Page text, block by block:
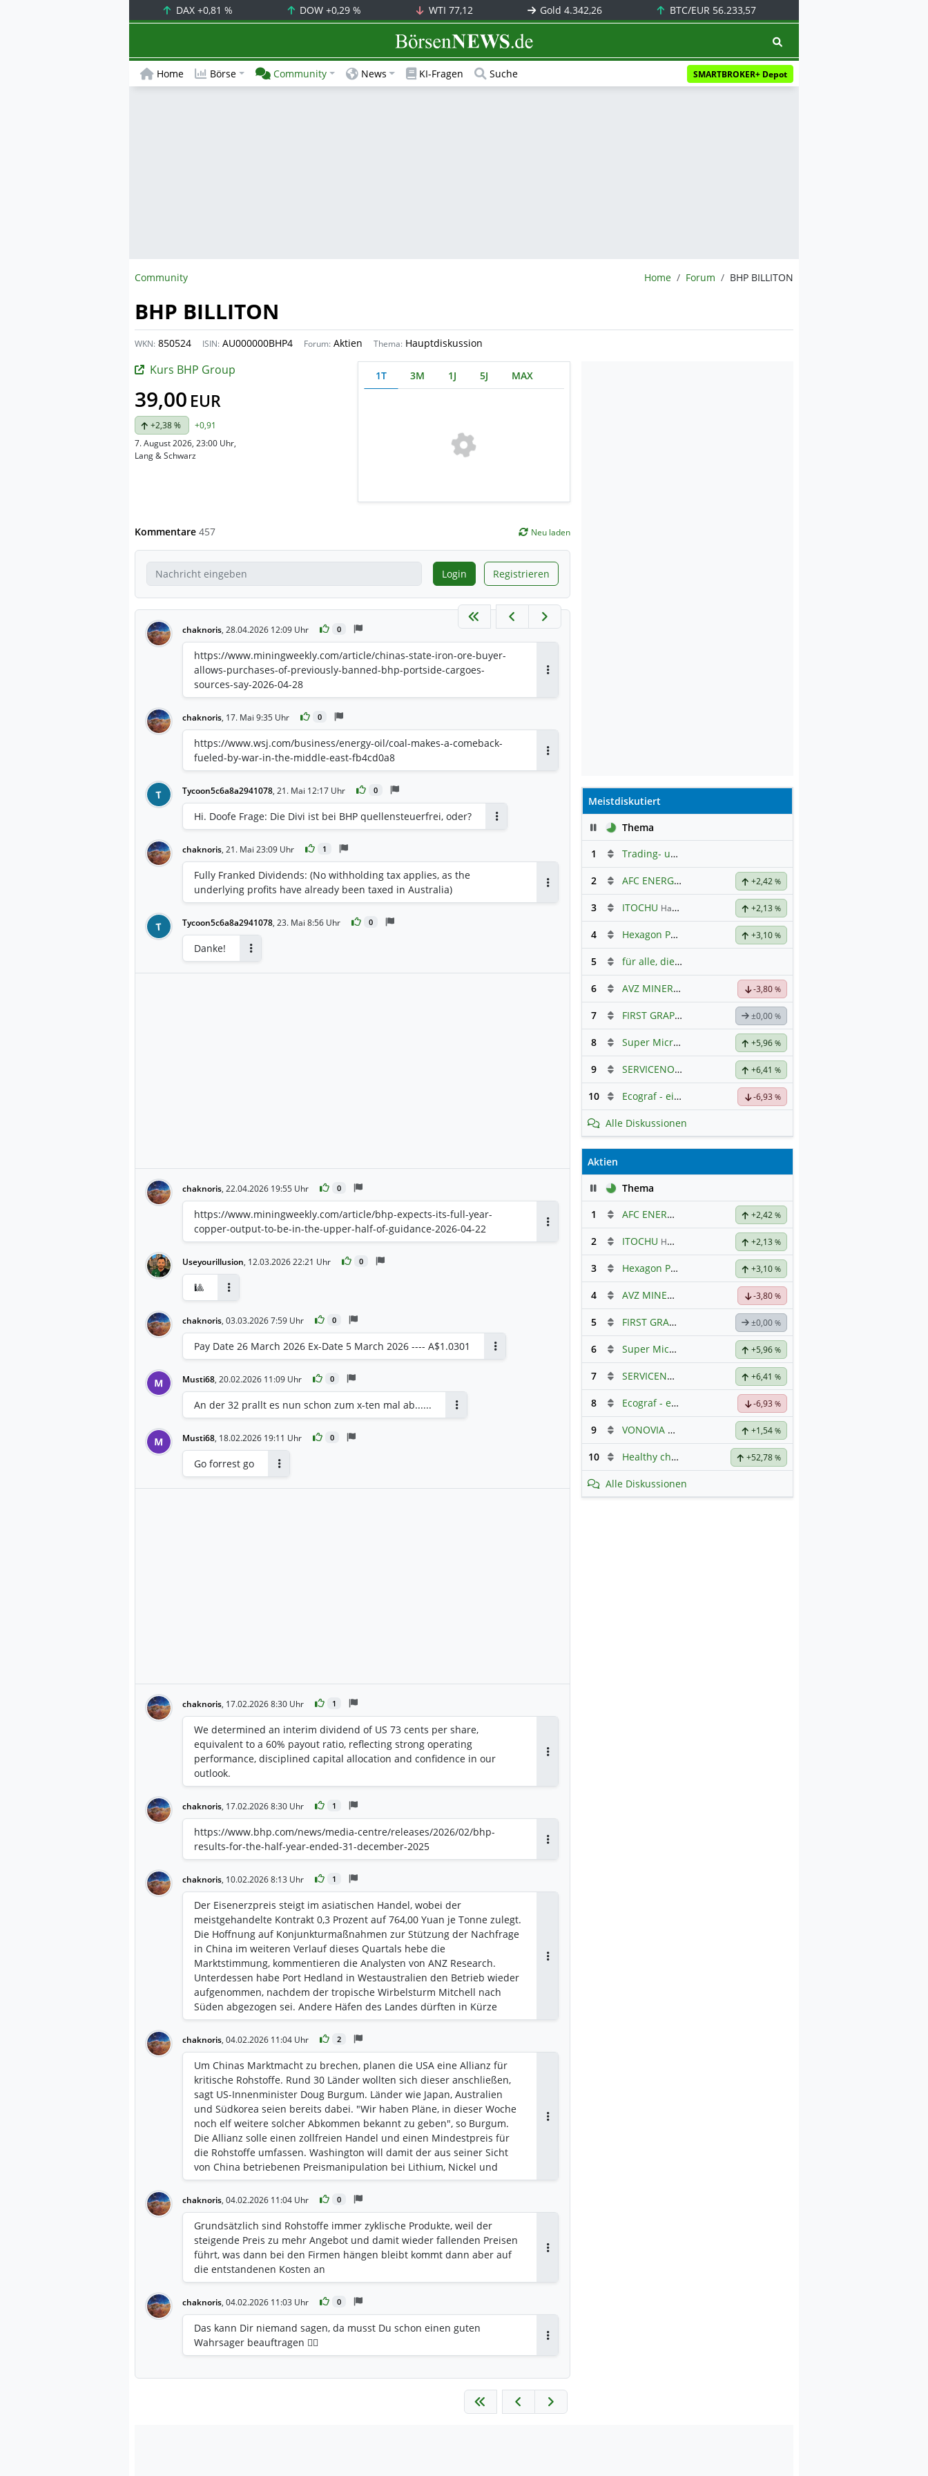
DAX +0,81 % DOW+0,29 % WTI 77,12 Gold4.342,26 BTC/EUR 56.233,57
BörsenNEWS.de
Home Börse Community News KI-Fragen Suche SMARTBROKER+ Depot
Community BörsenNEWS.de
Home Forum BHP BILLITON
BHP BILLITON
WKN: 850524 ISIN: AU000000BHP4 Forum: Aktien Thema: Hauptdiskussion
Kurs BHP Group
39,00 EUR
+2,38 %
+0,91
7. August 2026, 23:00 Uhr,
Lang & Schwarz
1T 3M 1J 5J MAX
Kommentare 457 Neu laden
Login Registrieren
chaknoris, 28.04.2026 12:09 Uhr 0
https://www.miningweekly.com/article/chinas-state-iron-ore-buyer-
allows-purchases-of-previously-banned-bhp-portside-cargoes-
sources-say-2026-04-28
chaknoris, 17. Mai 9:35 Uhr 0
https://www.wsj.com/business/energy-oil/coal-makes-a-comeback-
fueled-by-war-in-the-middle-east-fb4cd0a8
T Tycoon5c6a8a2941078, 21. Mai 12:17 Uhr 0
Hi. Doofe Frage: Die Divi ist bei BHP quellensteuerfrei, oder?
chaknoris, 21. Mai 23:09 Uhr 1
Fully Franked Dividends: (No withholding tax applies, as the
underlying profits have already been taxed in Australia)
Antworten
T Tycoon5c6a8a2941078, 23. Mai 8:56 Uhr 0
Danke!
chaknoris, 22.04.2026 19:55 Uhr 0
https://www.miningweekly.com/article/bhp-expects-its-full-year-
copper-output-to-be-in-the-upper-half-of-guidance-2026-04-22
Useyourillusion, 12.03.2026 22:21 Uhr 0
🎱
chaknoris, 03.03.2026 7:59 Uhr 0
Pay Date 26 March 2026 Ex-Date 5 March 2026 ---- A$1.0301
M Musti68, 20.02.2026 11:09 Uhr 0
An der 32 prallt es nun schon zum x-ten mal ab......
M Musti68, 18.02.2026 19:11 Uhr 0
Go forrest go
chaknoris, 17.02.2026 8:30 Uhr 1
We determined an interim dividend of US 73 cents per share,
equivalent to a 60% payout ratio, reflecting strong operating
performance, disciplined capital allocation and confidence in our
outlook.
chaknoris, 17.02.2026 8:30 Uhr 1
https://www.bhp.com/news/media-centre/releases/2026/02/bhp-
results-for-the-half-year-ended-31-december-2025
chaknoris, 10.02.2026 8:13 Uhr 1
Der Eisenerzpreis steigt im asiatischen Handel, wobei der
meistgehandelte Kontrakt 0,3 Prozent auf 764,00 Yuan je Tonne zulegt.
Die Hoffnung auf Konjunkturmaßnahmen zur Stützung der Nachfrage
in China im weiteren Verlauf dieses Quartals hebe die
Marktstimmung, kommentieren die Analysten von ANZ Research.
Unterdessen habe Port Hedland in Westaustralien den Betrieb wieder
aufgenommen, nachdem der tropische Wirbelsturm Mitchell nach
Süden abgezogen sei. Andere Häfen des Landes dürften in Kürze
folgen, fügt ANZ hinzu.
chaknoris, 04.02.2026 11:04 Uhr 2
Um Chinas Marktmacht zu brechen, planen die USA eine Allianz für
kritische Rohstoffe. Rund 30 Länder wollten sich dieser anschließen,
sagt US-Innenminister Doug Burgum. Länder wie Japan, Australien
und Südkorea seien bereits dabei. "Wir haben Pläne, in dieser Woche
noch elf weitere solcher Abkommen bekannt zu geben", so Burgum.
Die Allianz solle einen zollfreien Handel und einen Mindestpreis für
die Rohstoffe umfassen. Washington will damit der aus seiner Sicht
von China betriebenen Preismanipulation bei Lithium, Nickel und
Seltenen Erden entgegenwirken. Diese Rohstoffe sind für die
Herstellung von Elektroautos, Hightech-Waffen und Elektronik von
entscheidender Bedeutung.
chaknoris, 04.02.2026 11:04 Uhr 0
Grundsätzlich sind Rohstoffe immer zyklische Produkte, weil der
steigende Preis zu mehr Angebot und damit wieder fallenden Preisen
führt, was dann bei den Firmen hängen bleibt kommt dann aber auf
die entstandenen Kosten an
chaknoris, 04.02.2026 11:03 Uhr 0
Das kann Dir niemand sagen, da musst Du schon einen guten
Wahrsager beauftragen 🧙‍♂️
Meistdiskutiert
PauseThema
1
Trading- und Aktien-Chat
2 AFC ENERGY Hauptdiskussion +2,42%
3 ITOCHU Hauptdiskussion +2,13 %
4 Hexagon Purus Hauptdiskussion+3,10%
5 für alle, die es ehrlich meinen beim Traden.
6 AVZ MINERALS Hauptdiskussion-3,80%
7 FIRST GRAPHENE Hauptdiskussion
±0,00%
8 Super Micro Computer Hauptdiskussion
+5,96%
9 SERVICENOW Hauptdiskussion +6,41 %
10 Ecograf - ein Stern am Graphithimmel -6,93 %
Alle Diskussionen
Aktien
PauseThema
1
AFC ENERGY Hauptdiskussion +2,42%
2 ITOCHU Hauptdiskussion +2,13 %
3 Hexagon Purus Hauptdiskussion+3,10%
4 AVZ MINERALS Hauptdiskussion-3,80%
5 FIRST GRAPHENE Hauptdiskussion
±0,00%
6 Super Micro Computer Hauptdiskussion
+5,96%
7 SERVICENOW Hauptdiskussion +6,41 %
8 Ecograf - ein Stern am Graphithimmel -6,93 %
9 VONOVIA Hauptdiskussion +1,54%
10 Healthy choice Wellness +52,78%
Alle Diskussionen